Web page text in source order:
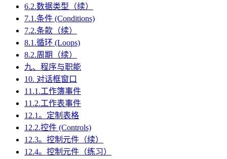
6.2.数据类型（续）
7.1.条件 (Conditions)
7.2.条款（续）
8.1.循环 (Loops)
8.2.周期（续）
九、程序与职能
10. 对话框窗口
11.1.工作簿事件
11.2.工作表事件
12.1。定制表格
12.2.控件 (Controls)
12.3。控制元件（续）
12.4。控制元件（练习）